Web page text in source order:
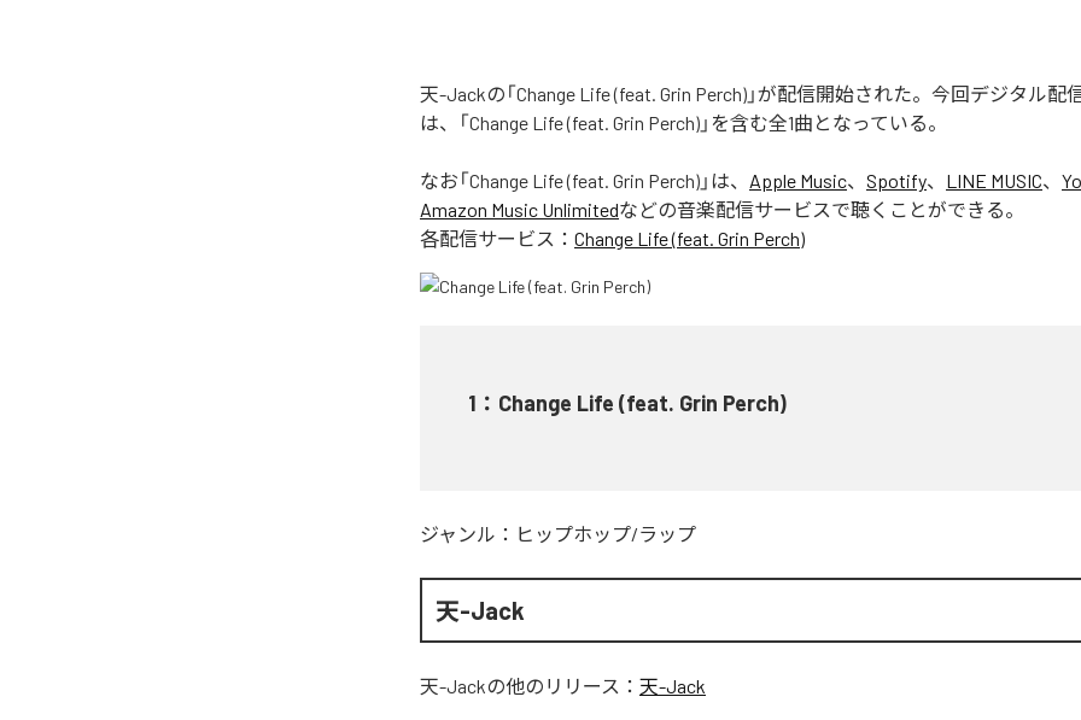
天-Jackの「Change Life (feat. Grin Perch)」が配信開始された。今回デジタル配
は、「Change Life (feat. Grin Perch)」を含む全1曲となっている。
なお「Change Life (feat. Grin Perch) 」は、 Apple Music、 Spotify、 LINE MUSIC、
Amazon Music Unlimitedなどの音楽配信サービスで聴くことができる。
各配信サービス： Change Life (feat. Grin Perch)
1 ： Change Life (feat. Grin Perch)
ジャンル： ヒップホップ/ラップ
天-Jack
天-Jackの他のリリース： 天-Jack